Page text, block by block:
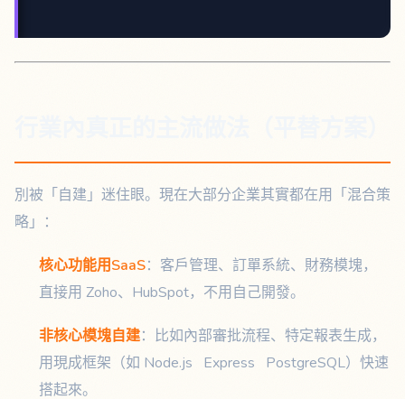
別被「自建」迷住眼。現在大部分企業其實都在用「混合策
略」：
核心功能用SaaS：客戶管理、訂單系統、財務模塊，
直接用 Zoho、HubSpot，不用自己開發。
非核心模塊自建：比如內部審批流程、特定報表生成，
用現成框架（如 Node.js Express PostgreSQL）快速
搭起來。